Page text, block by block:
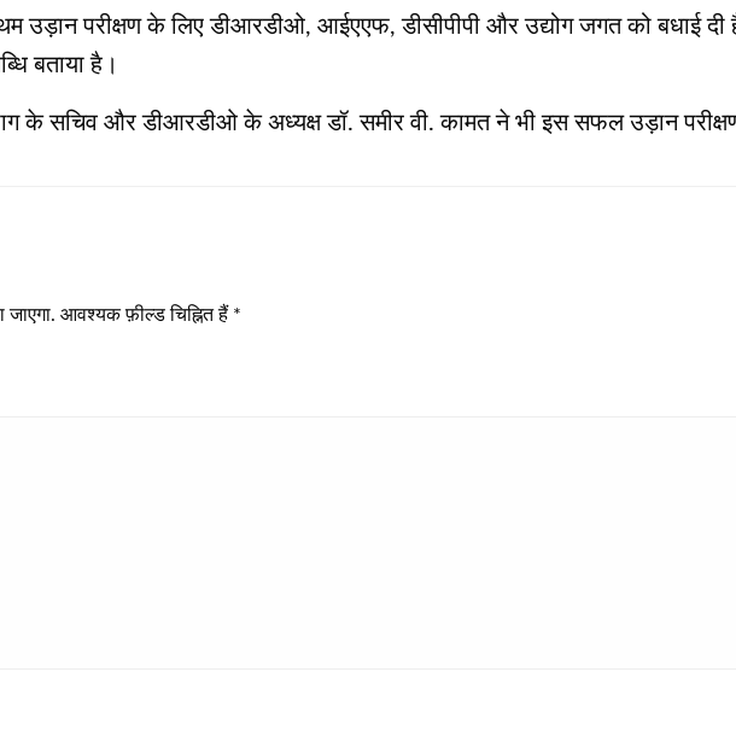
उड़ान परीक्षण के लिए डीआरडीओ, आईएएफ, डीसीपीपी और उद्योग जगत को बधाई
बताया है।
के सचिव और डीआरडीओ के अध्यक्ष डॉ. समीर वी. कामत ने भी इस सफल उड़ान
आवश्यक फ़ील्ड चिह्नित हैं *